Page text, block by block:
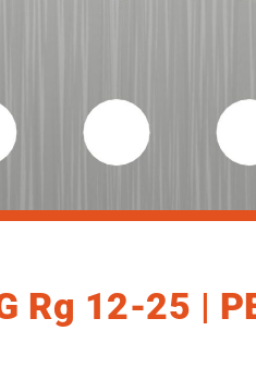
Rg 12-25 |